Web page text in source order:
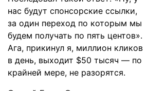
нас будут спонсорские ссылки,
за один переход по которым мы
будем получать по пять центов».
Ага, прикинул я, миллион кликов
в день, выходит $50 тысяч — по
крайней мере, не разорятся.